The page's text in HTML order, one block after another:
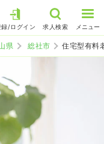
録/ログイン 求人検索 メニュー
県 総社市 住宅型有料